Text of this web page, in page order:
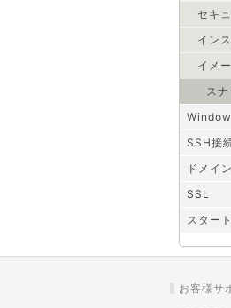
セキ
イン
イメ
ス
SSH接
ドメイン
SSL
スター
お客様サ